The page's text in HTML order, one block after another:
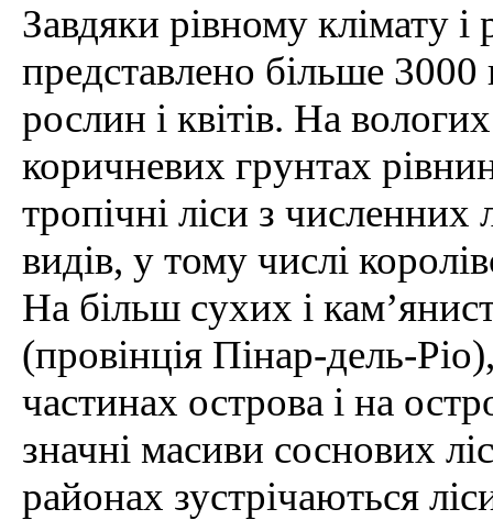
Завдяки рівному клімату
представлено більше
рослин і квітів. На
коричневих грунтах
тропічні ліси з численних
видів, у тому числі
На більш сухих і
(провінція Пінар-дель-
частинах острова і на
значні масиви соснових
районах зустрічаються